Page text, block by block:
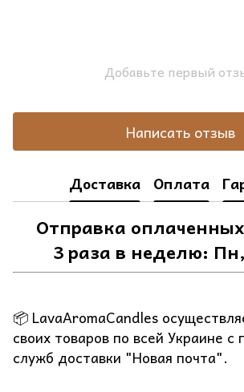
Добавьте первый
Написать отзыв
Доставка Оплата
Отправка
3 раза в неделю:
📦 LavaAromaCandles
своих товаров по всей Украине
служб доставки "Новая почта".